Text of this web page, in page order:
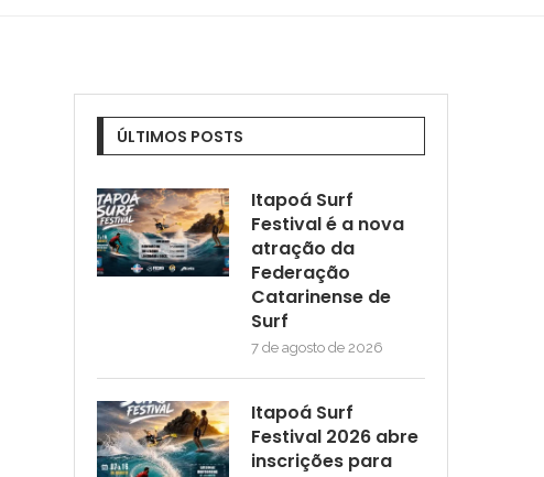
ÚLTIMOS POSTS
Itapoá Surf
Festival é a nova
atração da
Federação
Catarinense de
Surf
7 de agosto de 2026
Itapoá Surf
Festival 2026 abre
inscrições para